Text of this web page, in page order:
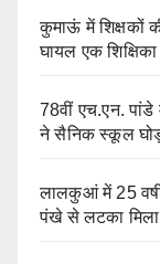
कुमाऊं में शिक्षकों
घायल एक
78वीं एच.एन. पांडे
ने सैनिक स्कूल
लालकुआं में 25
पंखे से लटका